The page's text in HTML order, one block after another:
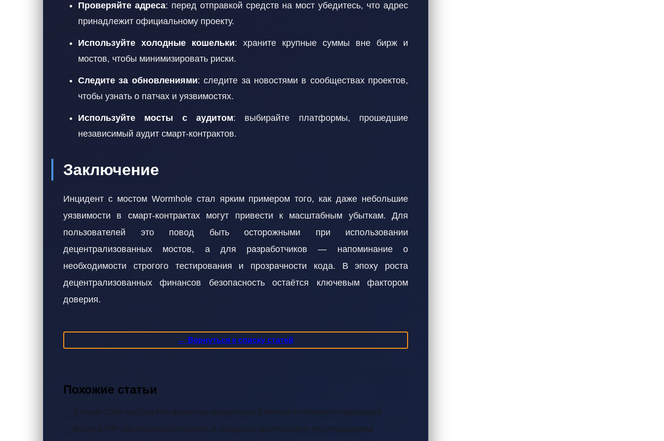
Проверяйте адреса: перед отправкой средств на мост убедитесь, что адрес
принадлежит официальному проекту.
Используйте холодные кошельки: храните крупные суммы вне бирж и
мостов, чтобы минимизировать риски.
Следите за обновлениями: следите за новостями в сообществах проектов,
чтобы узнать о патчах и уязвимостях.
Используйте мосты с аудитом: выбирайте платформы, прошедшие
независимый аудит смарт-контрактов.
Заключение
Инцидент с мостом Wormhole стал ярким примером того, как даже небольшие
уязвимости в смарт-контрактах могут привести к масштабным убыткам. Для
пользователей это повод быть осторожными при использовании
децентрализованных мостов, а для разработчиков — напоминание о
необходимости строгого тестирования и прозрачности кода. В эпоху роста
децентрализованных финансов безопасность остаётся ключевым фактором
доверия.
← Вернуться к списку статей
Похожие статьи
→ Tornado Cash: как Gas Fee влияет на приватность Ethereum и стоимость транзакций
→ Binance P2P: как безопасно покупать и продавать криптовалюту без посредников